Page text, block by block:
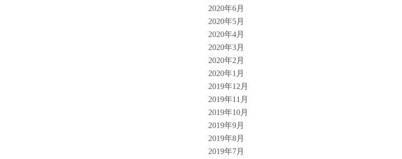
2020年6月
2020年5月
2020年4月
2020年3月
2020年2月
2020年1月
2019年12月
2019年11月
2019年10月
2019年9月
2019年8月
2019年7月